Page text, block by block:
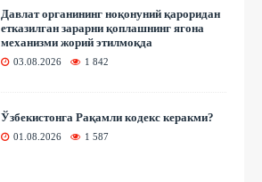
Давлат органининг ноқонуний қароридан
етказилган зарарни қоплашнинг ягона
механизми жорий этилмоқда
03.08.2026 1 842
Ўзбекистонга Рақамли кодекс керакми?
01.08.2026 1 587